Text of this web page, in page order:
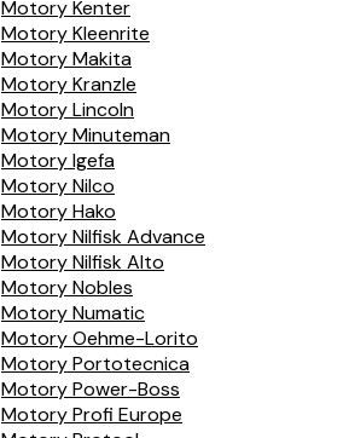
Motory Kenter
Motory Kleenrite
Motory Makita
Motory Kranzle
Motory Lincoln
Motory Minuteman
Motory Igefa
Motory Nilco
Motory Hako
Motory Nilfisk Advance
Motory Nilfisk Alto
Motory Nobles
Motory Numatic
Motory Oehme-Lorito
Motory Portotecnica
Motory Power-Boss
Motory Profi Europe